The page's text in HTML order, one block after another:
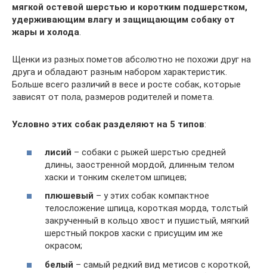
мягкой остевой шерстью и коротким подшерстком,
удерживающим влагу и защищающим собаку от
жары и холода.
Щенки из разных пометов абсолютно не похожи друг на
друга и обладают разным набором характеристик.
Больше всего различий в весе и росте собак, которые
зависят от пола, размеров родителей и помета.
Условно этих собак разделяют на 5 типов:
лисий – собаки с рыжей шерстью средней
длины, заостренной мордой, длинным телом
хаски и тонким скелетом шпицев;
плюшевый – у этих собак компактное
телосложение шпица, короткая морда, толстый
закрученный в кольцо хвост и пушистый, мягкий
шерстный покров хаски с присущим им же
окрасом;
белый – самый редкий вид метисов с короткой,